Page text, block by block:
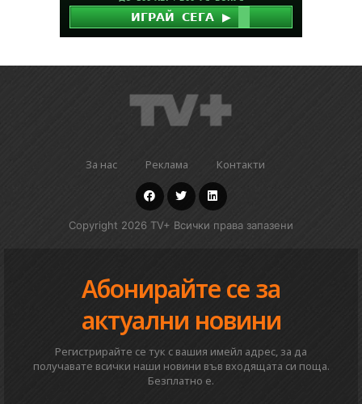
За нас Реклама Контакти
Copyright 2026 TV+ Всички права запазени
Абонирайте се за
актуални новини
Регистрирайте се тук с вашия имейл адрес, за да
получавате всички наши новини във входящата си поща.
Безплатно е.